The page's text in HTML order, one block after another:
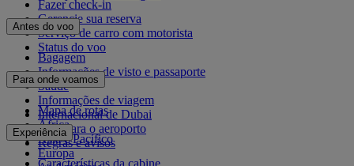
Fazer check-in
Gerencie sua reserva
Serviço de carro com motorista
Status do voo
Antes do voo
Bagagem
Informações de visto e passaporte
Saúde
Informações de viagem
Internacional de Dubai
De e para o aeroporto
Regras e avisos
Para onde voamos
Mapa de rotas
África
Ásia e Pacífico
Europa
Experiência
Características da cabine